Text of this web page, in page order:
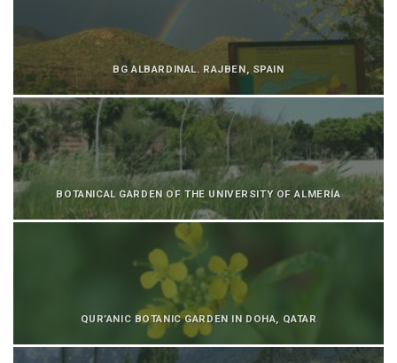
BG ALBARDINAL. RAJBEN, SPAIN
BOTANICAL GARDEN OF THE UNIVERSITY OF ALMERÍA
QUR’ANIC BOTANIC GARDEN IN DOHA, QATAR